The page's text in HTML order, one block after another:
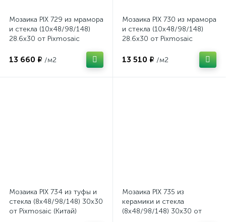
Мозаика PIX 729 из мрамора
и стекла (10x48/98/148)
28.6x30 от Pixmosaic
13 660 ₽ /м2
Мозаика PIX 730 из мрамора
и стекла (10x48/98/148)
28.6x30 от Pixmosaic
13 510 ₽ /м2
Мозаика PIX 734 из туфы и
стекла (8x48/98/148) 30x30
от Pixmosaic (Китай)
Мозаика PIX 735 из
керамики и стекла
(8x48/98/148) 30x30 от